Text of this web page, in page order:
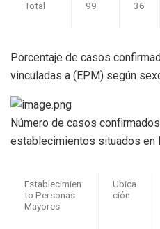
Total 99 36
Porcentaje de casos
vinculadas a (EPM) según
Número de casos
establecimientos situados en
Establecimien
to Personas
Mayores
Ubica
ción